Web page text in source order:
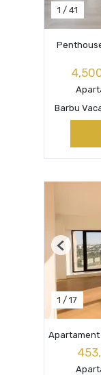
1 / 41
Barbu
1 / 17
Previous
Apartament